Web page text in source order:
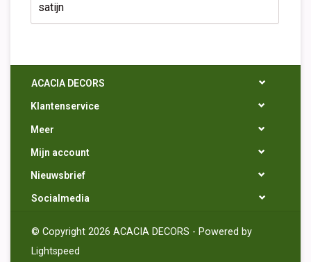
satijn
ACACIA DECORS
Klantenservice
Meer
Mijn account
Nieuwsbrief
Socialmedia
© Copyright 2026 ACACIA DECORS - Powered by
Lightspeed